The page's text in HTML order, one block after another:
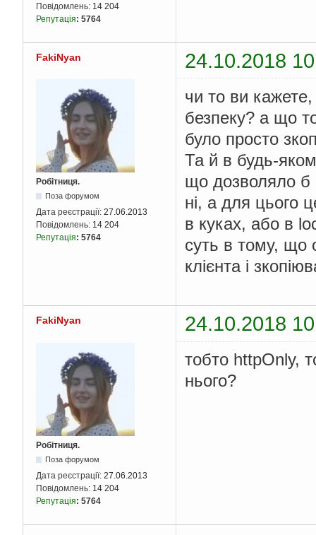
Повідомлень: 14 204
Репутація: 5764
FakiNyan 24.10.2018
Робітниця.
Поза форумом
Дата реєстрації: 27.06.2013
Повідомлень: 14 204
Репутація: 5764
чи то ви
безпеку? а що
було просто
Та й в будь-
що дозволяло б
ні, а для цього
в куках, або в
суть в тому, що
клієнта і
FakiNyan 24.10.2018
Робітниця.
Поза форумом
Дата реєстрації: 27.06.2013
Повідомлень: 14 204
Репутація: 5764
тобто httpOnly,
нього?